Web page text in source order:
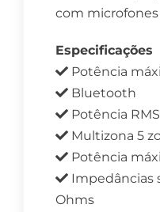
com
Especificações
Potência
Bluetooth
Potência
Multizona 5
Potência
Impedâncias
Ohms